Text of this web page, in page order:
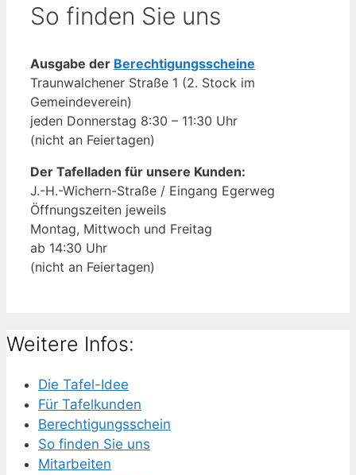
So finden Sie uns
Ausgabe der Berechtigungsscheine
Traunwalchener Straße 1 (2. Stock im
Gemeindeverein)
jeden Donnerstag 8:30 – 11:30 Uhr
(nicht an Feiertagen)
Der Tafelladen für unsere Kunden:
J.-H.-Wichern-Straße / Eingang Egerweg
Öffnungszeiten jeweils
Montag, Mittwoch und Freitag
ab 14:30 Uhr
(nicht an Feiertagen)
Weitere Infos:
Die Tafel-Idee
Für Tafelkunden
Berechtigungsschein
So finden Sie uns
Mitarbeiten